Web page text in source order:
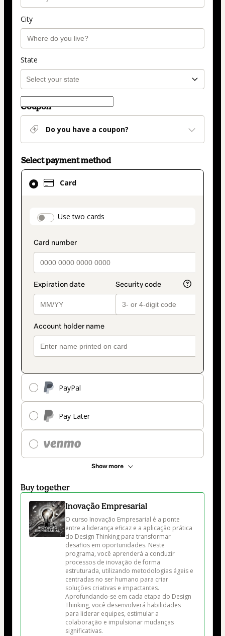
City
State
Coupon
Do you have a coupon?
Select payment method
Card
payment_data.section_title_v2
Use two cards
PayPal
Pay Later
Show more
Card
selected
method
Buy together
Inovação Empresarial
O curso Inovação Empresarial é a ponte
entre a liderança eficaz e a aplicação prática
do Design Thinking para transformar
desafios em oportunidades. Neste
programa, você aprenderá a conduzir
processos de inovação de forma
estruturada, utilizando metodologias ágeis e
centradas no ser humano para criar
soluções criativas e impactantes.
Aprofundando-se em cada etapa do Design
Thinking, você desenvolverá habilidades
para liderar equipes, estimular a
colaboração e impulsionar mudanças
significativas.